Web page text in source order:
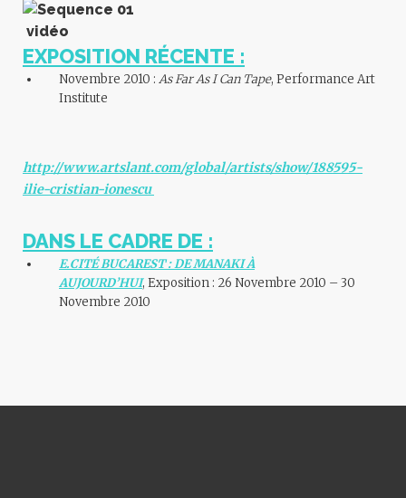
vidéo
EXPOSITION RÉCENTE :
Novembre 2010 : As Far As I Can Tape, Performance Art
Institute
http://www.artslant.com/global/artists/show/188595-
ilie-cristian-ionescu
DANS LE CADRE DE :
E.CITÉ BUCAREST : DE MANAKI À
AUJOURD’HUI, Exposition : 26 Novembre 2010 – 30
Novembre 2010